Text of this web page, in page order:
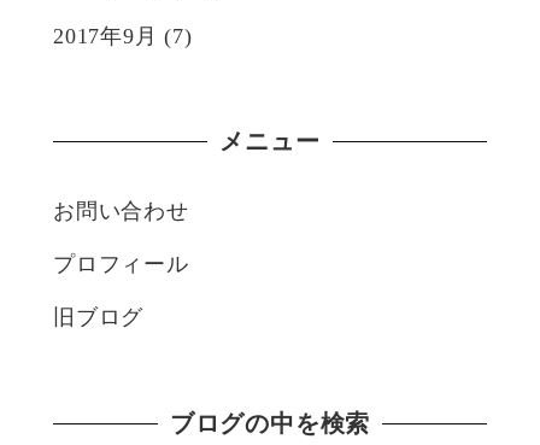
2017年9月 (7)
メニュー
お問い合わせ
プロフィール
旧ブログ
ブログの中を検索